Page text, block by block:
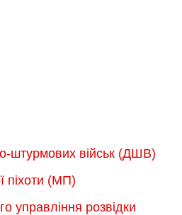
штурмових військ (ДШВ)
піхоти (МП)
управління розвідки